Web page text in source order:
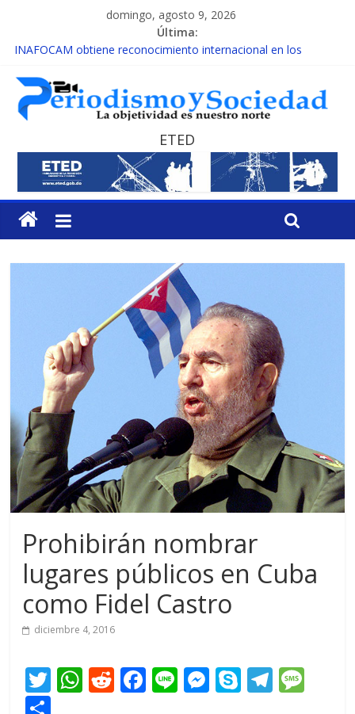
domingo, agosto 9, 2026
Última:
INAFOCAM obtiene reconocimiento internacional en los
15 de febrero de cada año es Día Nacional de la lucha contra el
cáncer infantil
EL ENFOQUE UNILATERAL DE LA COALICIÓN
MESCyT y Universidad Albizu apoyarán rehabilitación de
reclusos
MESCyT presenta calendario de Consulta Nacional por la
Educación
ETED
Prohibirán nombrar
lugares públicos en Cuba
como Fidel Castro
diciembre 4, 2016
T W R F Li M S T